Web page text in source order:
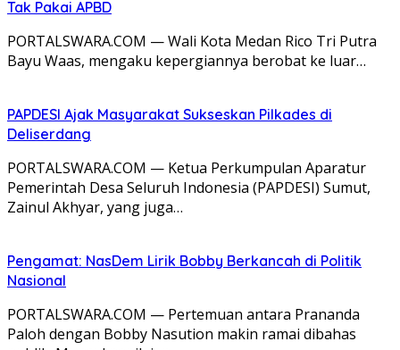
Tak Pakai APBD
PORTALSWARA.COM — Wali Kota Medan Rico Tri Putra
Bayu Waas, mengaku kepergiannya berobat ke luar…
PAPDESI Ajak Masyarakat Sukseskan Pilkades di
Deliserdang
PORTALSWARA.COM — Ketua Perkumpulan Aparatur
Pemerintah Desa Seluruh Indonesia (PAPDESI) Sumut,
Zainul Akhyar, yang juga…
Pengamat: NasDem Lirik Bobby Berkancah di Politik
Nasional
PORTALSWARA.COM — Pertemuan antara Prananda
Paloh dengan Bobby Nasution makin ramai dibahas